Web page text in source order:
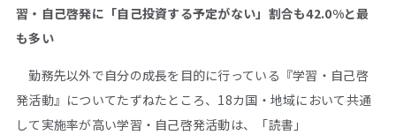
習・自己啓発に「自己投資する予定がない」割合も42.0%と最
も多い
勤務先以外で自分の成長を目的に行っている『学習・自己啓
発活動』についてたずねたところ、18カ国・地域において共通
して実施率が高い学習・自己啓発活動は、「読書」